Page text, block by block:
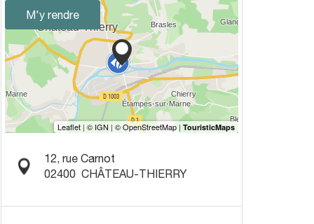
M'y rendre
12, rue Carnot
02400 CHÂTEAU-THIERRY